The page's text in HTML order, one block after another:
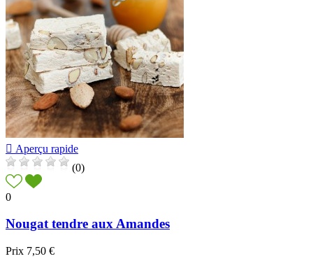
 Aperçu rapide
(0)
0
Nougat tendre aux Amandes
Prix 7,50 €